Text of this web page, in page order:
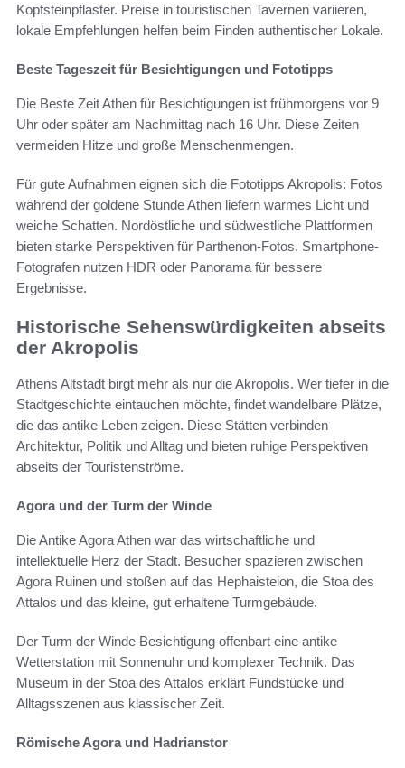
Kopfsteinpflaster. Preise in touristischen Tavernen variieren,
lokale Empfehlungen helfen beim Finden authentischer Lokale.
Beste Tageszeit für Besichtigungen und Fototipps
Die Beste Zeit Athen für Besichtigungen ist frühmorgens vor 9
Uhr oder später am Nachmittag nach 16 Uhr. Diese Zeiten
vermeiden Hitze und große Menschenmengen.
Für gute Aufnahmen eignen sich die Fototipps Akropolis: Fotos
während der goldene Stunde Athen liefern warmes Licht und
weiche Schatten. Nordöstliche und südwestliche Plattformen
bieten starke Perspektiven für Parthenon-Fotos. Smartphone-
Fotografen nutzen HDR oder Panorama für bessere
Ergebnisse.
Historische Sehenswürdigkeiten abseits
der Akropolis
Athens Altstadt birgt mehr als nur die Akropolis. Wer tiefer in die
Stadtgeschichte eintauchen möchte, findet wandelbare Plätze,
die das antike Leben zeigen. Diese Stätten verbinden
Architektur, Politik und Alltag und bieten ruhige Perspektiven
abseits der Touristenströme.
Agora und der Turm der Winde
Die Antike Agora Athen war das wirtschaftliche und
intellektuelle Herz der Stadt. Besucher spazieren zwischen
Agora Ruinen und stoßen auf das Hephaisteion, die Stoa des
Attalos und das kleine, gut erhaltene Turmgebäude.
Der Turm der Winde Besichtigung offenbart eine antike
Wetterstation mit Sonnenuhr und komplexer Technik. Das
Museum in der Stoa des Attalos erklärt Fundstücke und
Alltagsszenen aus klassischer Zeit.
Römische Agora und Hadrianstor